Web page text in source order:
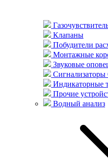
Клапаны
Побудители
Монтажные
Звуковые
Индикаторные
Прочие
Водный анализ